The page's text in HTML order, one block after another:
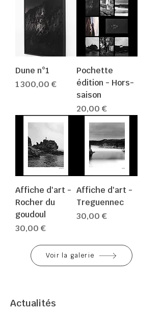
Dune n°1
Prix
1 300,00 €
Pochette
édition - Hors-
saison
Prix
20,00 €
Affiche d'art -
Rocher du
goudoul
Prix
30,00 €
Affiche d'art -
Treguennec
Prix
30,00 €
Voir la galerie
Actualités